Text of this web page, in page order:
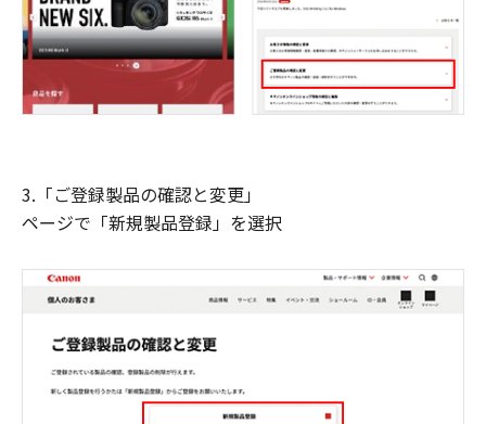
3.「ご登録製品の確認と変更」
ページで「新規製品登録」を選択